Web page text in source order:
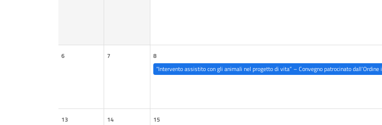
6 7
8
“Intervento assistito con gli animali nel progetto di vita” – Convegno patrocinato
13 14 15